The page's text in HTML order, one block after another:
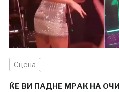
Сцена
ЌЕ ВИ ПАДНЕ МРАК НА